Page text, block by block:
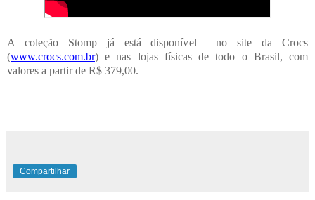
A coleção Stomp já está disponível no site da Crocs
(www.crocs.com.br) e nas lojas físicas de todo o Brasil, com
valores a partir de R$ 379,00.
Compartilhar